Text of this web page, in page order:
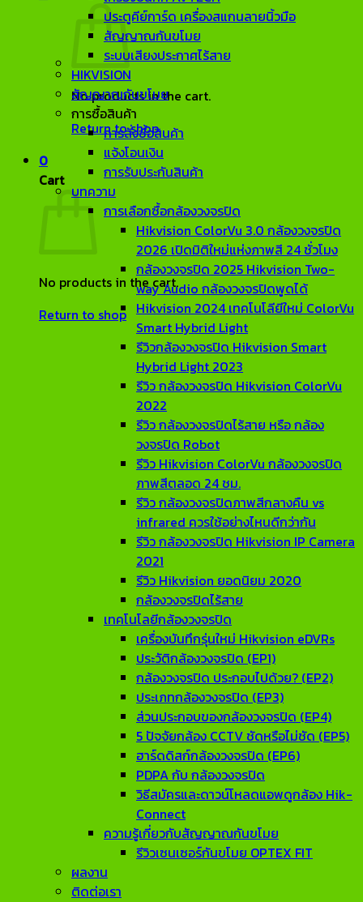
No products in the cart.
Return to shop
0
Cart
No products in the cart.
Return to shop
ประตูคีย์การ์ด เครื่องสแกนลายนิ้วมือ
สัญญาณกันขโมย
ระบบเสียงประกาศไร้สาย
HIKVISION
สัญญาณกันขโมย
การซื้อสินค้า
การสั่งซื้อสินค้า
แจ้งโอนเงิน
การรับประกันสินค้า
บทความ
การเลือกซื้อกล้องวงจรปิด
Hikvision ColorVu 3.0 กล้องวงจรปิด
2026 เปิดมิติใหม่แห่งภาพสี 24 ชั่วโมง
กล้องวงจรปิด 2025 Hikvision Two-
way Audio กล้องวงจรปิดพูดได้
Hikvision 2024 เทคโนโลียีใหม่ ColorVu
Smart Hybrid Light
รีวิวกล้องวงจรปิด Hikvision Smart
Hybrid Light 2023
รีวิว กล้องวงจรปิด Hikvision ColorVu
2022
รีวิว กล้องวงจรปิดไร้สาย หรือ กล้อง
วงจรปิด Robot
รีวิว Hikvision ColorVu กล้องวงจรปิด
ภาพสีตลอด 24 ชม.
รีวิว กล้องวงจรปิดภาพสีกลางคืน vs
infrared ควรใช้อย่างไหนดีกว่ากัน
รีวิว กล้องวงจรปิด Hikvision IP Camera
2021
รีวิว Hikvision ยอดนิยม 2020
กล้องวงจรปิดไร้สาย
เทคโนโลยีกล้องวงจรปิด
เครื่องบันทึกรุ่นใหม่ Hikvision eDVRs
ประวัติกล้องวงจรปิด (EP1)
กล้องวงจรปิด ประกอบไปด้วย? (EP2)
ประเภทกล้องวงจรปิด (EP3)
ส่วนประกอบของกล้องวงจรปิด (EP4)
5 ปัจจัยกล้อง CCTV ชัดหรือไม่ชัด (EP5)
ฮาร์ดดิสก์กล้องวงจรปิด (EP6)
PDPA กับ กล้องวงจรปิด
วิธีสมัครและดาวน์โหลดแอพดูกล้อง Hik-
Connect
ความรู้เกี่ยวกับสัญญาณกันขโมย
รีวิวเซนเซอร์กันขโมย OPTEX FIT
ผลงาน
ติดต่อเรา